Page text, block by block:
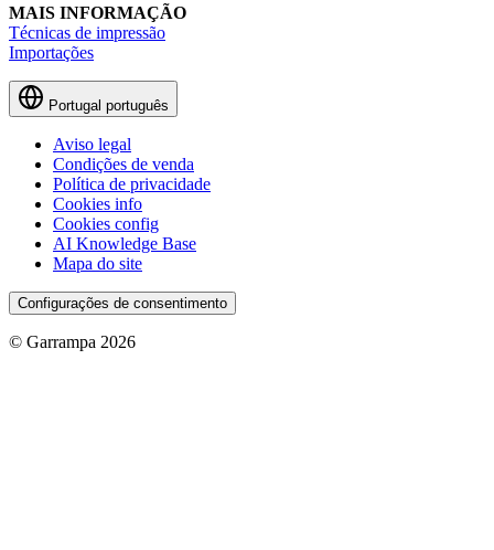
MAIS INFORMAÇÃO
Técnicas de impressão
Importações
Portugal português
Aviso legal
Condições de venda
Política de privacidade
Cookies info
Cookies config
AI Knowledge Base
Mapa do site
Configurações de consentimento
© Garrampa 2026